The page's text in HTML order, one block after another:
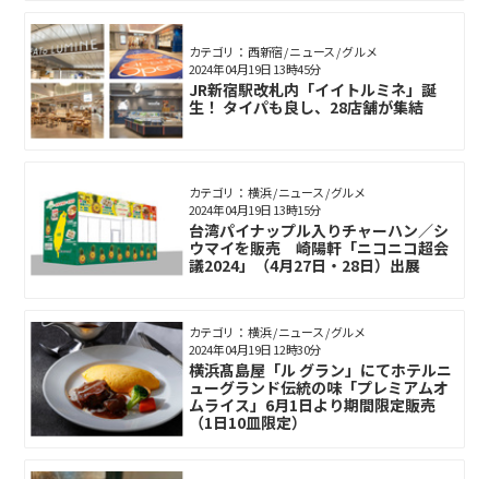
カテゴリ： 西新宿 / ニュース / グルメ
JR新宿駅改札内「イイトルミネ」誕
生！ タイパも良し、28店舗が集結
2024年04月19日 13時45分
カテゴリ： 横浜 / ニュース / グルメ
台湾パイナップル入りチャーハン／シ
ウマイを販売 崎陽軒「ニコニコ超会
議2024」（4月27日・28日）出展
2024年04月19日 13時15分
カテゴリ： 横浜 / ニュース / グルメ
横浜髙島屋「ル グラン」にてホテルニ
ューグランド伝統の味「プレミアムオ
ムライス」6月1日より期間限定販売
（1日10皿限定）
2024年04月19日 12時30分